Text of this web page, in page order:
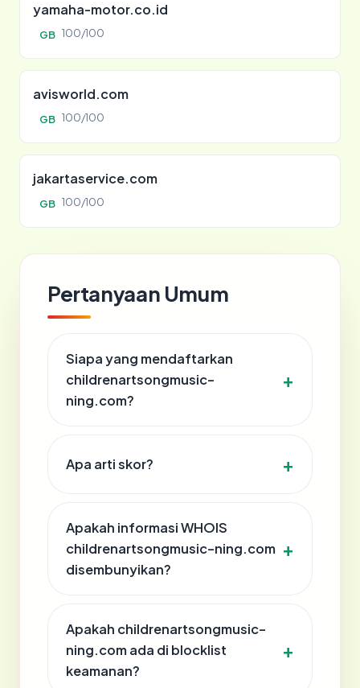
yamaha-motor.co.id
GB 100/100
avisworld.com
GB 100/100
jakartaservice.com
GB 100/100
Pertanyaan Umum
Siapa yang mendaftarkan
childrenartsongmusic-
ning.com?
Apa arti skor?
Apakah informasi WHOIS
childrenartsongmusic-ning.com
disembunyikan?
Apakah childrenartsongmusic-
ning.com ada di blocklist
keamanan?